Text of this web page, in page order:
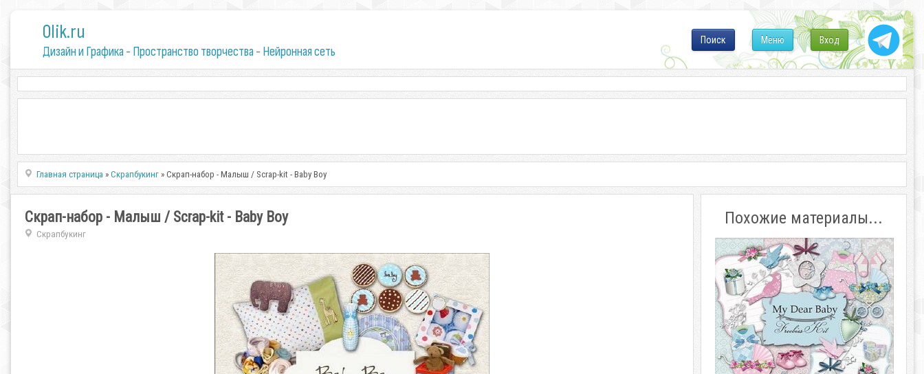
0lik.ru
Дизайн и Графика - Пространство творчества - Нейронная сеть
Вход
Меню
Поиск
Главная страница »Скрапбукинг » Скрап-набор - Малыш / Scrap-kit - Baby Boy
Скрап-набор - Малыш / Scrap-kit - Baby Boy
Скрапбукинг
Похожие материалы...